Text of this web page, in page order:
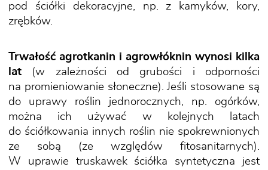
pod ściółki dekoracyjne, np. z kamyków, kory,
zrębków.
Trwałość agrotkanin i agrowłóknin wynosi kilka
lat (w zależności od grubości i odporności
na promieniowanie słoneczne). Jeśli stosowane są
do uprawy roślin jednorocznych, np. ogórków,
można ich używać w kolejnych latach
do ściółkowania innych roślin nie spokrewnionych
ze sobą (ze względów fitosanitarnych).
W uprawie truskawek ściółka syntetyczna jest